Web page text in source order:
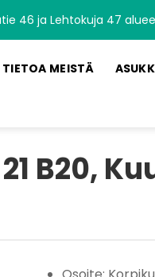
46 ja Lehtokuja 47
TIETOA MEISTÄ
B20,